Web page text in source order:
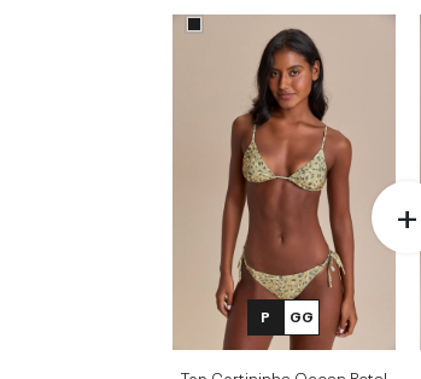
P GG